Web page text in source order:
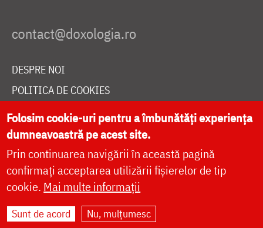
DESPRE NOI
POLITICA DE COOKIES
DONEAZĂ ONLINE PENTRU CATEDRALA NAȚIONALĂ
LIVE
Site dezvoltat deDOXOLOGIA MEDIA
Folosim cookie-uri pentru a îmbunătăți experiența
dumneavoastră pe acest site.
Prin continuarea navigării în această pagină
confirmați acceptarea utilizării fișierelor de tip
cookie. Mai multe informații
Sunt de acord Nu, mulțumesc